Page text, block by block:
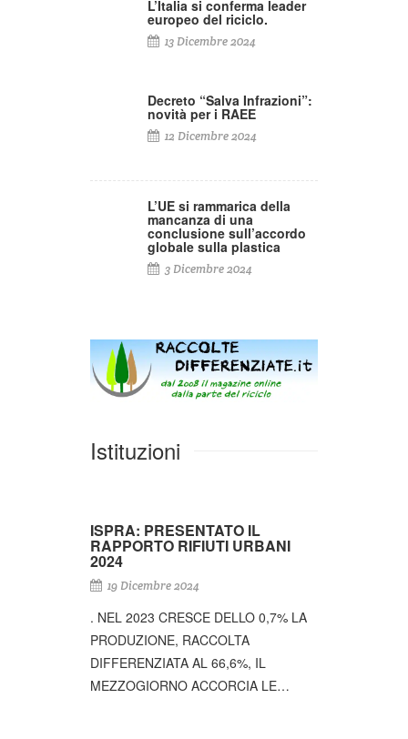
L’Italia si conferma leader
europeo del riciclo.
13 Dicembre 2024
Decreto “Salva Infrazioni”:
novità per i RAEE
12 Dicembre 2024
L’UE si rammarica della
mancanza di una
conclusione sull’accordo
globale sulla plastica
3 Dicembre 2024
Istituzioni
ISPRA: PRESENTATO IL
RAPPORTO RIFIUTI URBANI
2024
19 Dicembre 2024
. NEL 2023 CRESCE DELLO 0,7% LA
PRODUZIONE, RACCOLTA
DIFFERENZIATA AL 66,6%, IL
MEZZOGIORNO ACCORCIA LE…